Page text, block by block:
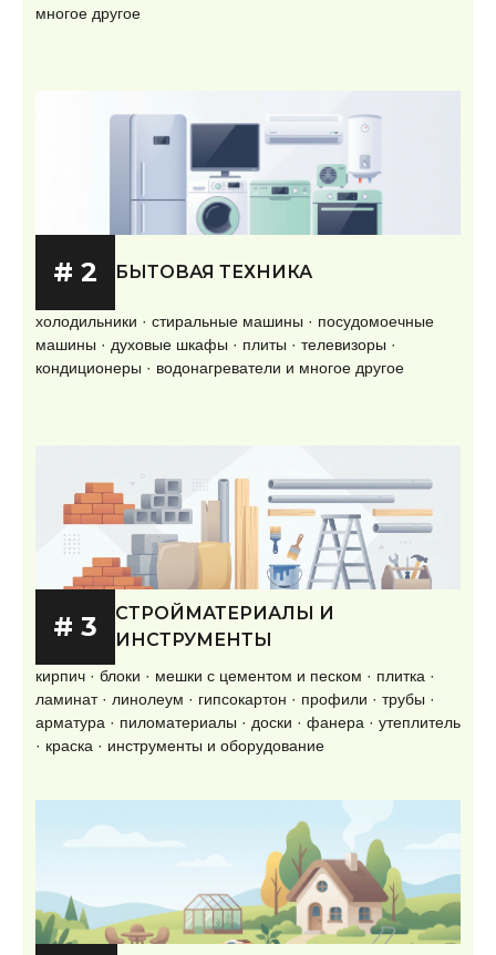
многое другое
# 2 БЫТОВАЯ ТЕХНИКА
холодильники · стиральные машины · посудомоечные
машины · духовые шкафы · плиты · телевизоры ·
кондиционеры · водонагреватели и многое другое
# 3
СТРОЙМАТЕРИАЛЫ И
ИНСТРУМЕНТЫ
кирпич · блоки · мешки с цементом и песком · плитка ·
ламинат · линолеум · гипсокартон · профили · трубы ·
арматура · пиломатериалы · доски · фанера · утеплитель
· краска · инструменты и оборудование